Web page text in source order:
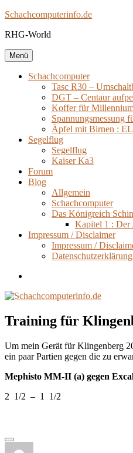
Zum
springen
Schachcomputerinfo.de
RHG-World
Menü
Schachcomputer
Tasc R30 –
DGT – Centaur
Koffer für
Spannungsmessung
Äpfel mit Birnen :
Segelflug
Segelflug
Kaiser Ka3
Forum
Blog
Allgemein
Schachcomputer
Das Königreich
Kapitel 1 : Der
Impressum / Disclaimer
Impressum /
Datenschutzerklärung
Disclaimer
Training für
Um mein Gerät für Klingenberg
ein paar Partien gegen die zu
Mephisto MM-II (a) gegen
2 1/2 – 1 1/2